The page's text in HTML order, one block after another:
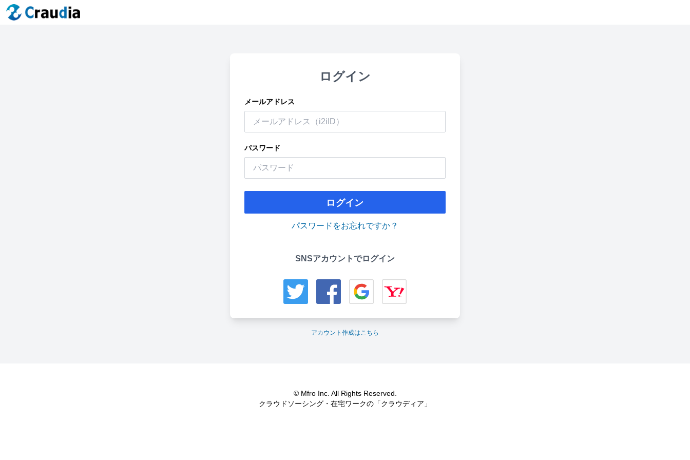
ログイン
メールアドレス
パスワード
ログイン
パスワードをお忘れですか？
SNSアカウントでログイン
アカウント作成はこちら
© Mfro Inc. All Rights Reserved.
クラウドソーシング・在宅ワークの「クラウディア」